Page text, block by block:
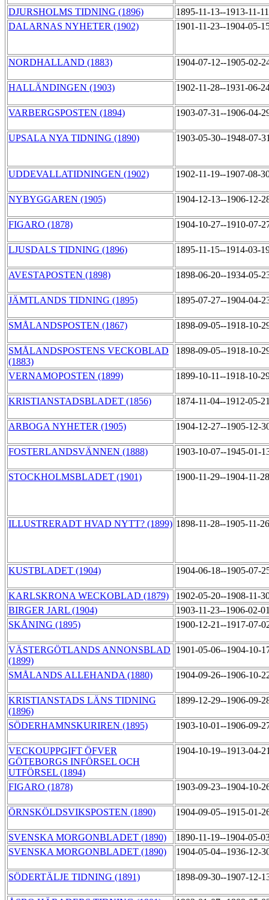
DJURSHOLMS TIDNING (1896)
1895-11-13--1913-11-
DALARNAS NYHETER (1902)
1901-11-23--1904-05-
NORDHALLAND (1883) 1904-07-12--1905-02-
HALLÄNDINGEN (1903) 1902-11-28--1931-06-
VARBERGSPOSTEN (1894) 1903-07-31--1906-04-
UPSALA NYA TIDNING (1890) 1903-05-30--1948-07-
UDDEVALLATIDNINGEN (1902) 1902-11-19--1907-08-
NYBYGGAREN (1905) 1904-12-13--1906-12-
FIGARO (1878) 1904-10-27--1910-07-
LJUSDALS TIDNING (1896) 1895-11-15--1914-03-
AVESTAPOSTEN (1898) 1898-06-20--1934-05-
JÄMTLANDS TIDNING (1895) 1895-07-27--1904-04-
SMÅLANDSPOSTEN (1867) 1898-09-05--1918-10-
SMÅLANDSPOSTENS VECKOBLAD
(1883)
1898-09-05--1918-10-
VERNAMOPOSTEN (1899) 1899-10-11--1918-10-
KRISTIANSTADSBLADET (1856) 1874-11-04--1912-05-
ARBOGA NYHETER (1905) 1904-12-27--1905-12-
FOSTERLANDSVÄNNEN (1888) 1903-10-07--1945-01-
STOCKHOLMSBLADET (1901) 1900-11-29--1904-11-
ILLUSTRERADT HVAD NYTT? (1899) 1898-11-28--1905-11-
KUSTBLADET (1904) 1904-06-18--1905-07-
KARLSKRONA WECKOBLAD (1879)
1902-05-20--1908-11-
BIRGER JARL (1904)
1903-11-23--1906-02-
SKÅNING (1895)
1900-12-21--1917-07-
VÄSTERGÖTLANDS ANNONSBLAD
(1899)
1901-05-06--1904-10-
SMÅLANDS ALLEHANDA (1880) 1904-09-26--1906-10-
KRISTIANSTADS LÄNS TIDNING
(1896)
1899-12-29--1906-09-
SÖDERHAMNSKURIREN (1895) 1903-10-01--1906-09-
VECKOUPPGIFT ÖFVER
GÖTEBORGS INFÖRSEL OCH
UTFÖRSEL (1894)
1904-10-19--1913-04-
FIGARO (1878) 1903-09-23--1904-10-
ÖRNSKÖLDSVIKSPOSTEN (1890) 1904-09-05--1915-01-
SVENSKA MORGONBLADET (1890)
1890-11-19--1904-05-
SVENSKA MORGONBLADET (1890)
1904-05-04--1936-12-
SÖDERTÄLJE TIDNING (1891) 1898-09-30--1907-12-